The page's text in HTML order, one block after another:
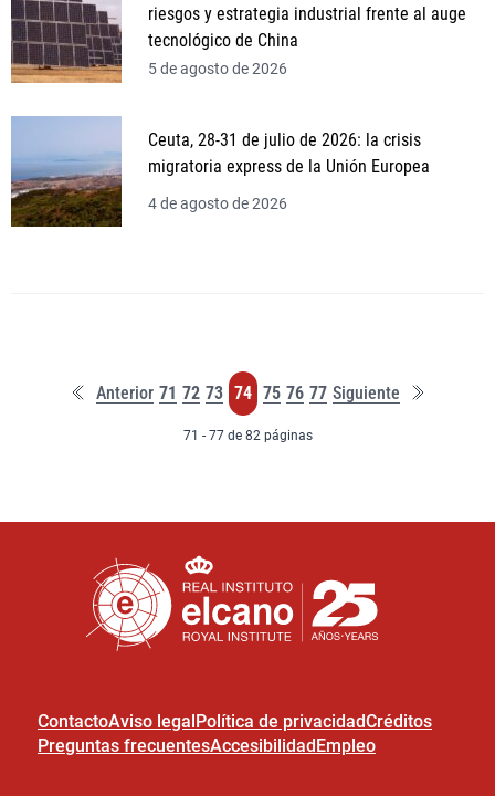
riesgos y estrategia industrial frente al auge
tecnológico de China
5 de agosto de 2026
Ceuta, 28-31 de julio de 2026: la crisis
migratoria express de la Unión Europea
4 de agosto de 2026
Primera
página
Anterior Página
71 Página
72 Página
73 Página
74 Página
75 Página
76 Página
77 Siguiente
Última
página
71 - 77 de 82 páginas
ContactoAviso legalPolítica de privacidadCréditos
Preguntas frecuentesAccesibilidadEmpleo